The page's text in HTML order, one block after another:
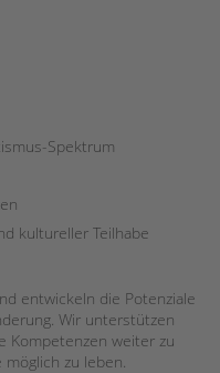
Spektrum
kultureller Teilhabe
entwickeln die Potenziale
Wir unterstützen
Kompetenzen weiter zu
zu leben.